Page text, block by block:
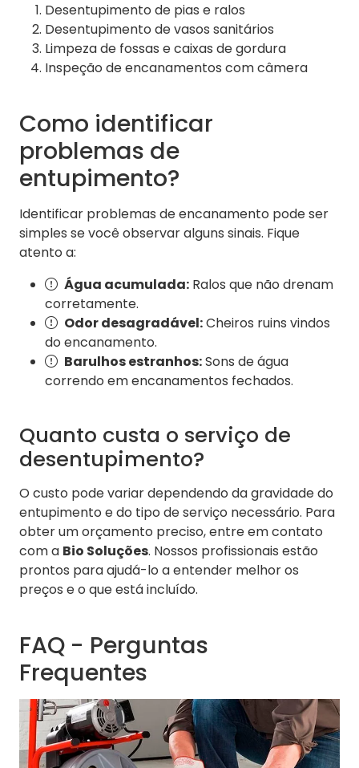
Desentupimento de pias e ralos
Desentupimento de vasos sanitários
Limpeza de fossas e caixas de gordura
Inspeção de encanamentos com câmera
Como identificar
problemas de
entupimento?
Identificar problemas de encanamento pode ser
simples se você observar alguns sinais. Fique
atento a:
Água acumulada: Ralos que não drenam
corretamente.
Odor desagradável:Cheiros ruins vindos
do encanamento.
Barulhos estranhos:Sons de água
correndo em encanamentos fechados.
Quanto custa o serviço de
desentupimento?
O custo pode variar dependendo da gravidade do
entupimento e do tipo de serviço necessário. Para
obter um orçamento preciso, entre em contato
com a Bio Soluções. Nossos profissionais estão
prontos para ajudá-lo a entender melhor os
preços e o que está incluído.
FAQ - Perguntas
Frequentes